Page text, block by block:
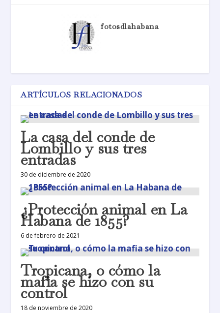
fotosdlahabana
ARTÍCULOS RELACIONADOS
La casa del conde de
Lombillo y sus tres
entradas
30 de diciembre de 2020
¿Protección animal en La
Habana de 1855?
6 de febrero de 2021
Tropicana, o cómo la
mafia se hizo con su
control
18 de noviembre de 2020